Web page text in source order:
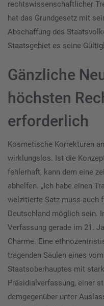
rechtswissenschaftlicher
hat das Grundgesetz mit
Abschaffung des
Staatsgebiet es seine
Gänzliche
höchsten
erforderlich
Kosmetische Korrekturen
wirklungslos. Ist die
fehlerhaft, kann dem eine
abhelfen. „Ich habe einen
vielzitierte Satz muss auch
Deutschland möglich sein.
Verfassung gerade im 21.
Charme. Eine
tragenden Säulen eines
Staatsoberhauptes mit
Präsidialverfassung, einer
demgegenüber unter